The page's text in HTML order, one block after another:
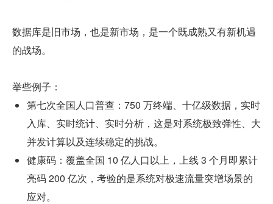
数据库是旧市场，也是新市场，是一个既成熟又有新机遇
的战场。
举些例子：
第七次全国人口普查：750 万终端、十亿级数据，实时
入库、实时统计、实时分析，这是对系统极致弹性、大
并发计算以及连续稳定的挑战。
健康码：覆盖全国 10 亿人口以上，上线 3 个月即累计
亮码 200 亿次，考验的是系统对极速流量突增场景的
应对。